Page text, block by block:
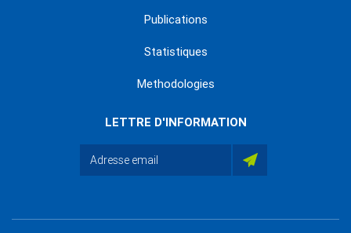
Publications
Statistiques
Methodologies
LETTRE D'INFORMATION